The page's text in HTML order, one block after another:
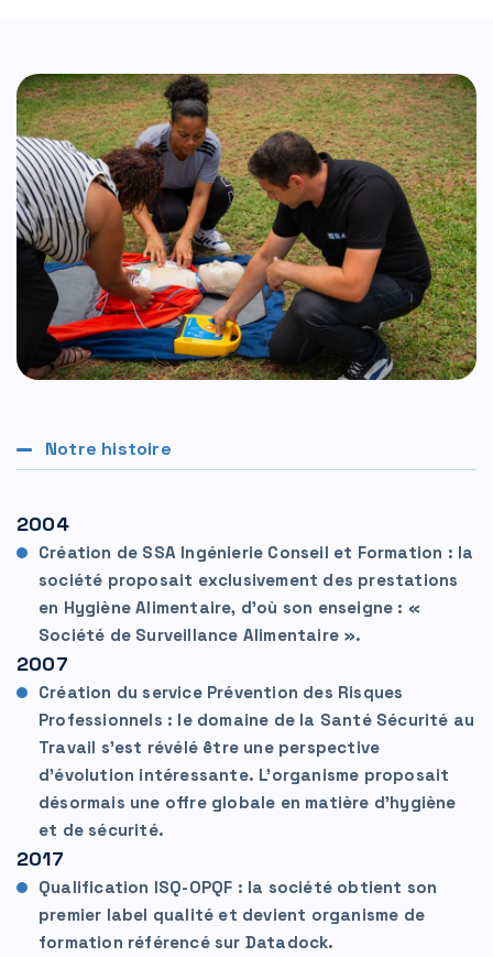
Notre histoire
2004
Création de SSA Ingénierie Conseil et Formation : la
société proposait exclusivement des prestations
en Hygiène Alimentaire, d’où son enseigne : «
Société de Surveillance Alimentaire ».
2007
Création du service Prévention des Risques
Professionnels : le domaine de la Santé Sécurité au
Travail s’est révélé être une perspective
d’évolution intéressante. L'organisme proposait
désormais une offre globale en matière d’hygiène
et de sécurité.
2017
Qualification ISQ-OPQF : la société obtient son
premier label qualité et devient organisme de
formation référencé sur Datadock.